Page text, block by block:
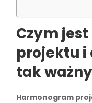
Czym
projektu i
tak
Harmonogram